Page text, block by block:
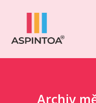
Archiv